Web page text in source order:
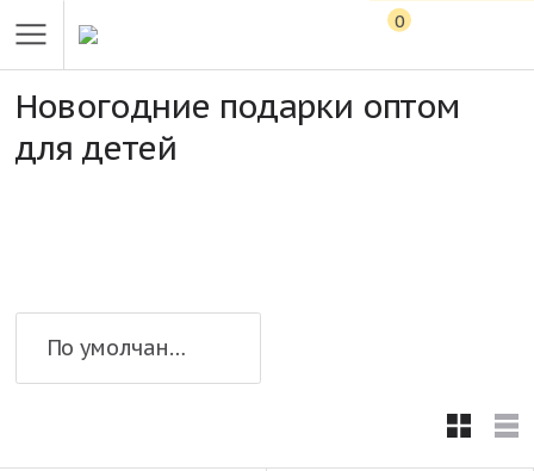
0
Новогодние подарки оптом
для детей
По умолчанию